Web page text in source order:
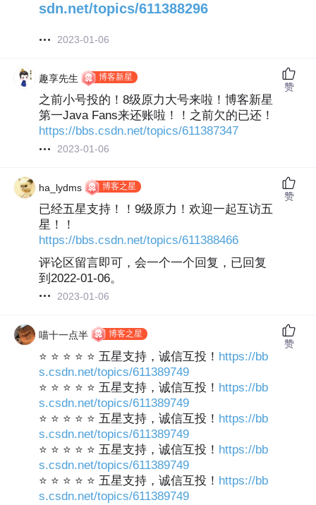
sdn.net/topics/611388296
2023-01-06
趣享先生 博客新星
之前小号投的！8级原力大号来啦！博客新星
第一Java Fans来还账啦！！之前欠的已还！
https://bbs.csdn.net/topics/611387347
2023-01-06
赞
ha_lydms 博客之星
已经五星支持！！9级原力！欢迎一起互访五
星！！
https://bbs.csdn.net/topics/611388466
评论区留言即可，会一个一个回复，已回复
到2022-01-06。
2023-01-06
赞
喵十一点半 博客之星
⭐ ⭐ ⭐ ⭐ ⭐ 五星支持，诚信互投！ https://bb
s.csdn.net/topics/611389749
⭐ ⭐ ⭐ ⭐ ⭐ 五星支持，诚信互投！ https://bb
s.csdn.net/topics/611389749
⭐ ⭐ ⭐ ⭐ ⭐ 五星支持，诚信互投！ https://bb
s.csdn.net/topics/611389749
⭐ ⭐ ⭐ ⭐ ⭐ 五星支持，诚信互投！ https://bb
s.csdn.net/topics/611389749
⭐ ⭐ ⭐ ⭐ ⭐ 五星支持，诚信互投！ https://bb
s.csdn.net/topics/611389749
赞